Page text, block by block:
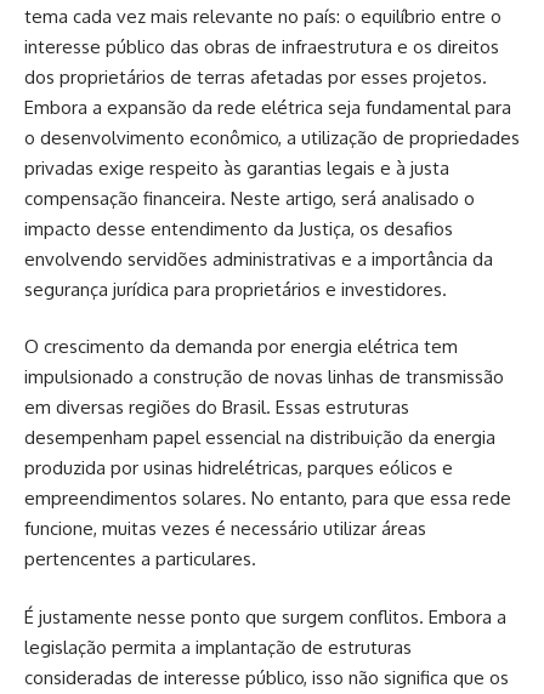
tema cada vez mais relevante no país: o equilíbrio entre o
interesse público das obras de infraestrutura e os direitos
dos proprietários de terras afetadas por esses projetos.
Embora a expansão da rede elétrica seja fundamental para
o desenvolvimento econômico, a utilização de propriedades
privadas exige respeito às garantias legais e à justa
compensação financeira. Neste artigo, será analisado o
impacto desse entendimento da Justiça, os desafios
envolvendo servidões administrativas e a importância da
segurança jurídica para proprietários e investidores.
O crescimento da demanda por energia elétrica tem
impulsionado a construção de novas linhas de transmissão
em diversas regiões do Brasil. Essas estruturas
desempenham papel essencial na distribuição da energia
produzida por usinas hidrelétricas, parques eólicos e
empreendimentos solares. No entanto, para que essa rede
funcione, muitas vezes é necessário utilizar áreas
pertencentes a particulares.
É justamente nesse ponto que surgem conflitos. Embora a
legislação permita a implantação de estruturas
consideradas de interesse público, isso não significa que os